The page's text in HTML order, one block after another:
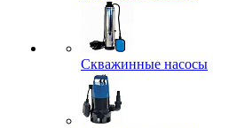
Скважинные насосы